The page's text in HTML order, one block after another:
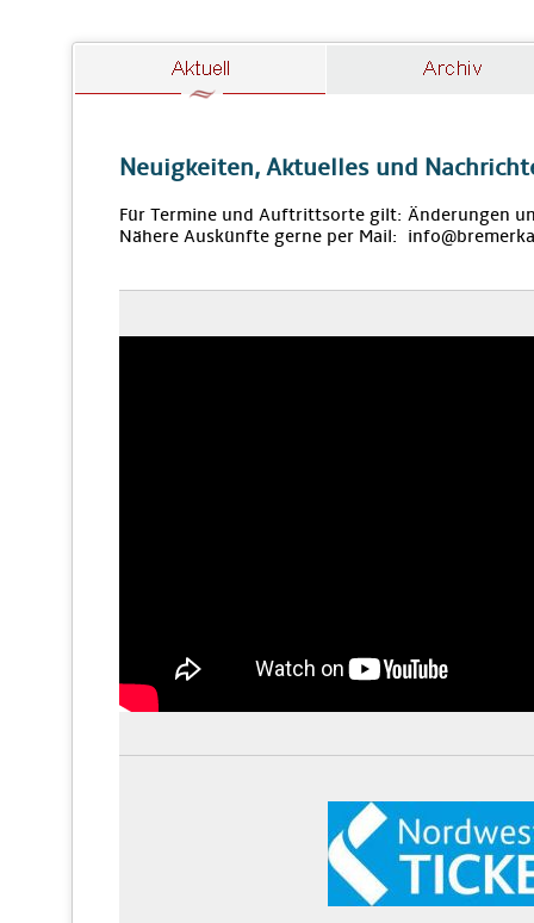
Neuigkeiten, Aktuelles und
Für Termine und Auftrittsorte gilt: Änderungen
Nähere Auskünfte gerne per Mail: